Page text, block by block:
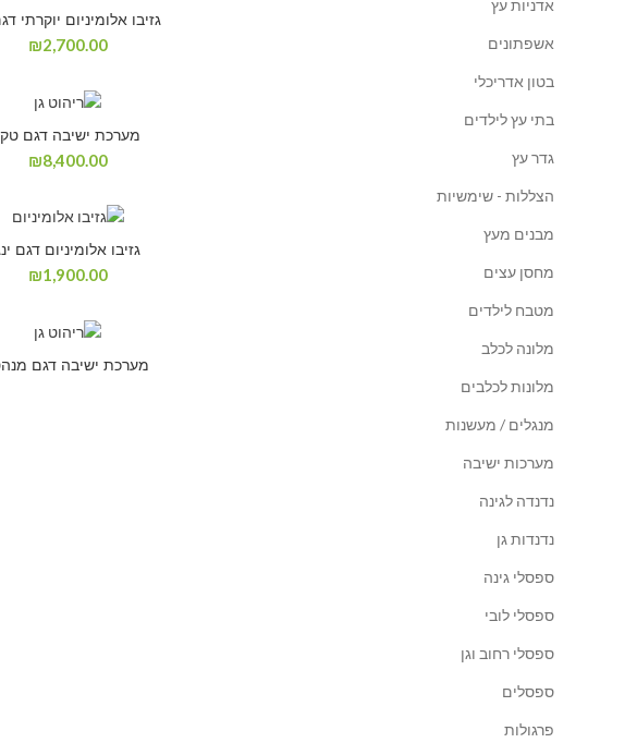
אדניות עץ
אשפתונים
בטון אדריכלי
בתי עץ לילדים
גדר עץ
הצללות - שימשיות
מבנים מעץ
מחסן עצים
מטבח לילדים
מלונה לכלב
מלונות לכלבים
מנגלים / מעשנות
מערכות ישיבה
נדנדה לגינה
נדנדות גן
ספסלי גינה
ספסלי לובי
ספסלי רחוב וגן
ספסלים
פרגולות
גזיבו אלומיניום יוקרתי
₪2,700.00
מערכת ישיבה דגם
₪8,400.00
גזיבו אלומיניום דגם
₪1,900.00
מערכת ישיבה דגם